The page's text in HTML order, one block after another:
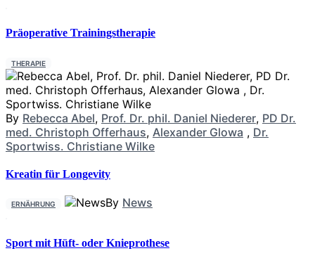
Präoperative Trainingstherapie
THERAPIE
By Rebecca Abel, Prof. Dr. phil. Daniel Niederer, PD Dr.
med. Christoph Offerhaus, Alexander Glowa , Dr.
Sportwiss. Christiane Wilke
Kreatin für Longevity
ERNÄHRUNG By News
Sport mit Hüft- oder Knieprothese